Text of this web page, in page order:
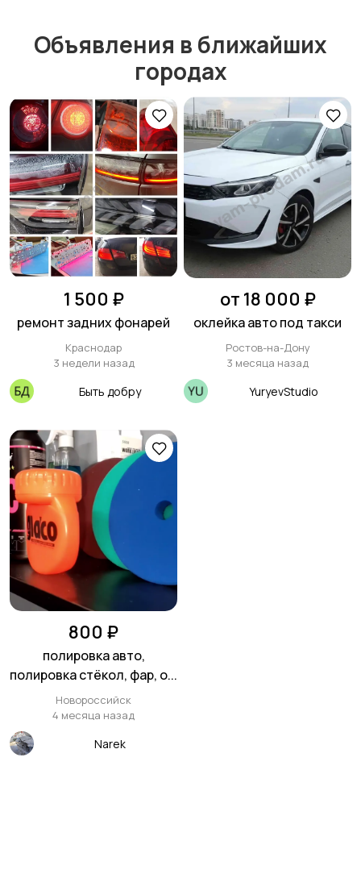
Объявления в ближайших
городах
1 500 ₽
ремонт задних фонарей
Краснодар
3 недели назад
Быть добру
от 18 000 ₽
оклейка авто под такси
Ростов-на-Дону
3 месяца назад
YuryevStudio
800 ₽
полировка авто,
полировка стёкол, фар, о...
Новороссийск
4 месяца назад
Narek